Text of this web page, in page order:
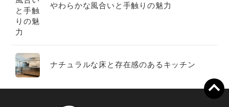
やわらかな風合いと手触りの魅力
ナチュラルな床と存在感のあるキッチン